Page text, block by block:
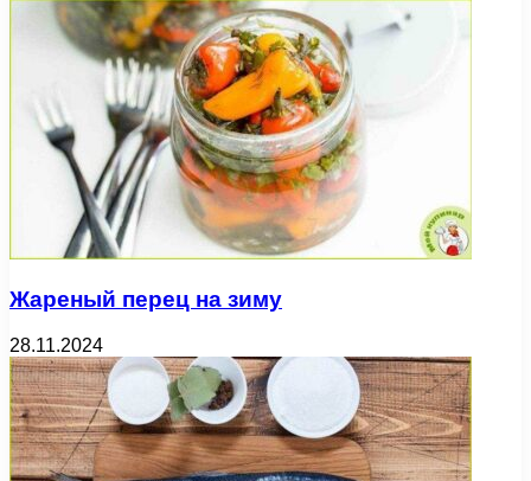
Жареный перец на зиму
28.11.2024